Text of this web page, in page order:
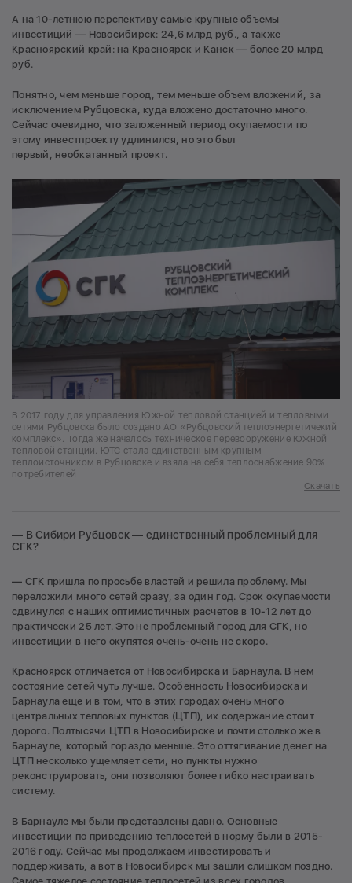
А на 10-летнюю перспективу самые крупные объемы
инвестиций — Новосибирск: 24,6 млрд руб., а также
Красноярский край: на Красноярск и Канск — более 20 млрд
руб.
Понятно, чем меньше город, тем меньше объем вложений, за
исключением Рубцовска, куда вложено достаточно много.
Сейчас очевидно, что заложенный период окупаемости по
этому инвестпроекту удлинился, но это был
первый, необкатанный проект.
В 2017 году для управления Южной тепловой станцией и тепловыми
сетями Рубцовска было создано АО «Рубцовский теплоэнергетичекий
комплекс». Тогда же началось техническое перевооружение Южной
тепловой станции. ЮТС стала единственным крупным
теплоисточником в Рубцовске и взяла на себя теплоснабжение 90%
потребителей
Скачать
— В Сибири Рубцовск — единственный проблемный для
СГК?
— СГК пришла по просьбе властей и решила проблему. Мы
переложили много сетей сразу, за один год. Срок окупаемости
сдвинулся с наших оптимистичных расчетов в 10-12 лет до
практически 25 лет. Это не проблемный город для СГК, но
инвестиции в него окупятся очень-очень не скоро.
Красноярск отличается от Новосибирска и Барнаула. В нем
состояние сетей чуть лучше. Особенность Новосибирска и
Барнаула еще и в том, что в этих городах очень много
центральных тепловых пунктов (ЦТП), их содержание стоит
дорого. Полтысячи ЦТП в Новосибирске и почти столько же в
Барнауле, который гораздо меньше. Это оттягивание денег на
ЦТП несколько ущемляет сети, но пункты нужно
реконструировать, они позволяют более гибко настраивать
систему.
В Барнауле мы были представлены давно. Основные
инвестиции по приведению теплосетей в норму были в 2015-
2016 году. Сейчас мы продолжаем инвестировать и
поддерживать, а вот в Новосибирск мы зашли слишком поздно.